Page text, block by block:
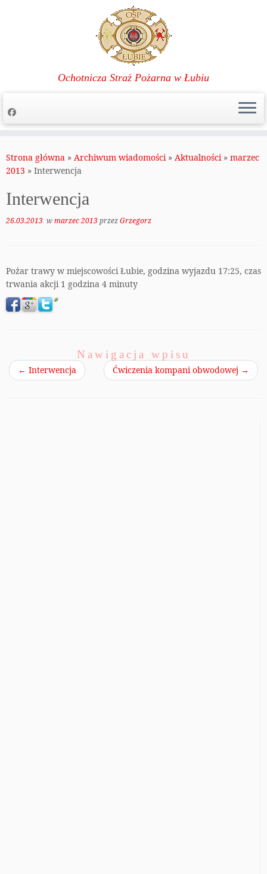
do
treści
Ochotnicza Straż Pożarna w Łubiu
Strona główna » Archiwum wiadomości » Aktualności » marzec
2013 » Interwencja
Interwencja
26.03.2013 wmarzec 2013przezGrzegorz
Pożar trawy w miejscowości Łubie, godzina wyjazdu 17:25, czas
trwania akcji 1 godzina 4 minuty
Nawigacja wpisu
← Interwencja Ćwiczenia kompani obwodowej →